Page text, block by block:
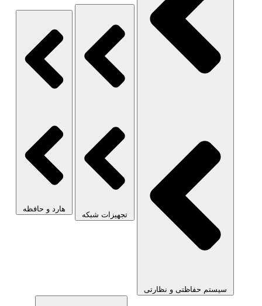
سیستم حفاظتی و نظارتی
تجهیزات شبکه
هارد و حافظه